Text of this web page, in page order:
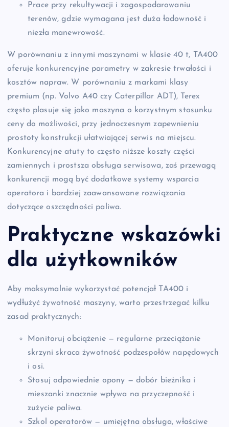
Prace przy rekultywacji i zagospodarowaniu
terenów, gdzie wymagana jest duża ładowność i
niezła manewrowość.
W porównaniu z innymi maszynami w klasie 40 t, TA400
oferuje konkurencyjne parametry w zakresie trwałości i
kosztów napraw. W porównaniu z markami klasy
premium (np. Volvo A40 czy Caterpillar ADT), Terex
często plasuje się jako maszyna o korzystnym stosunku
ceny do możliwości, przy jednoczesnym zapewnieniu
prostoty konstrukcji ułatwiającej serwis na miejscu.
Konkurencyjne atuty to często niższe koszty części
zamiennych i prostsza obsługa serwisowa, zaś przewagą
konkurencji mogą być dodatkowe systemy wsparcia
operatora i bardziej zaawansowane rozwiązania
dotyczące oszczędności paliwa.
Praktyczne wskazówki
dla użytkowników
Aby maksymalnie wykorzystać potencjał TA400 i
wydłużyć żywotność maszyny, warto przestrzegać kilku
zasad praktycznych:
Monitoruj obciążenie — regularne przeciążanie
skrzyni skraca żywotność podzespołów napędowych
i osi.
Stosuj odpowiednie opony — dobór bieżnika i
mieszanki znacznie wpływa na przyczepność i
zużycie paliwa.
Szkol operatorów — umiejętna obsługa, właściwe